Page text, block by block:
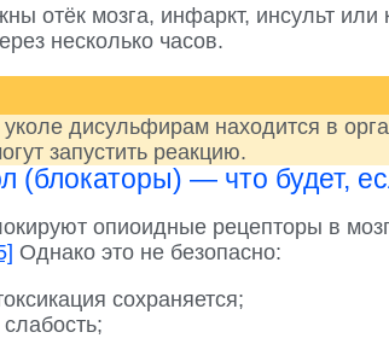
отёк мозга, инфаркт, инсульт
несколько часов.
дисульфирам находится в
запустить реакцию.
(блокаторы) — что будет,
опиоидные рецепторы в
Однако это не безопасно:
сохраняется;